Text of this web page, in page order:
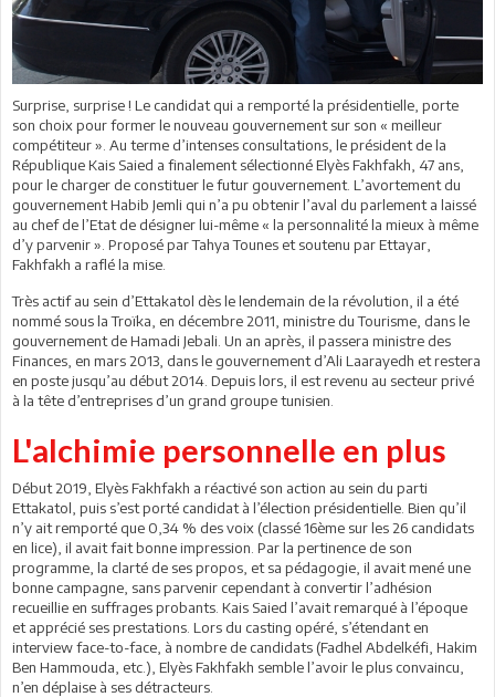
Surprise, surprise ! Le candidat qui a remporté la présidentielle, porte
son choix pour former le nouveau gouvernement sur son « meilleur
compétiteur ». Au terme d’intenses consultations, le président de la
République Kais Saied a finalement sélectionné Elyès Fakhfakh, 47 ans,
pour le charger de constituer le futur gouvernement. L’avortement du
gouvernement Habib Jemli qui n’a pu obtenir l’aval du parlement a laissé
au chef de l’Etat de désigner lui-même « la personnalité la mieux à même
d’y parvenir ». Proposé par Tahya Tounes et soutenu par Ettayar,
Fakhfakh a raflé la mise.
Très actif au sein d’Ettakatol dès le lendemain de la révolution, il a été
nommé sous la Troïka, en décembre 2011, ministre du Tourisme, dans le
gouvernement de Hamadi Jebali. Un an après, il passera ministre des
Finances, en mars 2013, dans le gouvernement d’Ali Laarayedh et restera
en poste jusqu’au début 2014. Depuis lors, il est revenu au secteur privé
à la tête d’entreprises d’un grand groupe tunisien.
L'alchimie personnelle en plus
Début 2019, Elyès Fakhfakh a réactivé son action au sein du parti
Ettakatol, puis s’est porté candidat à l’élection présidentielle. Bien qu’il
n’y ait remporté que 0,34 % des voix (classé 16ème sur les 26 candidats
en lice), il avait fait bonne impression. Par la pertinence de son
programme, la clarté de ses propos, et sa pédagogie, il avait mené une
bonne campagne, sans parvenir cependant à convertir l’adhésion
recueillie en suffrages probants. Kais Saied l’avait remarqué à l’époque
et apprécié ses prestations. Lors du casting opéré, s’étendant en
interview face-to-face, à nombre de candidats (Fadhel Abdelkéfi, Hakim
Ben Hammouda, etc.), Elyès Fakhfakh semble l’avoir le plus convaincu,
n’en déplaise à ses détracteurs.